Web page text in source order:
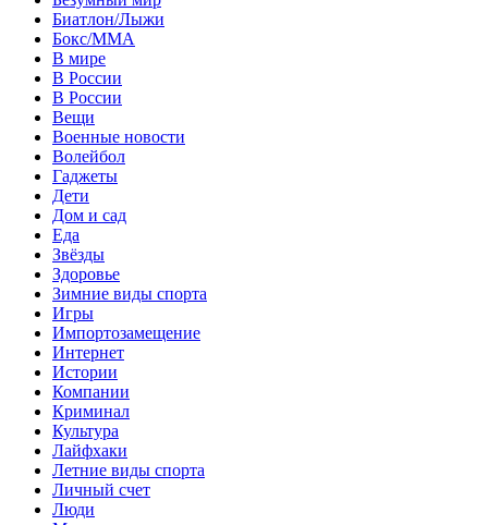
Биатлон/Лыжи
Бокс/MMA
В мире
В России
В России
Вещи
Военные новости
Волейбол
Гаджеты
Дети
Дом и сад
Еда
Звёзды
Здоровье
Зимние виды спорта
Игры
Импортозамещение
Интернет
Истории
Компании
Криминал
Культура
Лайфхаки
Летние виды спорта
Личный счет
Люди